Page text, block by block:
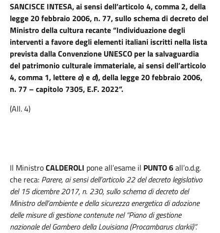
SANCISCE INTESA, ai sensi dell’articolo 4, comma 2, della
legge 20 febbraio 2006, n. 77, sullo schema di decreto del
Ministro della cultura recante “Individuazione degli
interventi a favore degli elementi italiani iscritti nella lista
prevista dalla Convenzione UNESCO per la salvaguardia
del patrimonio culturale immateriale, ai sensi dell’articolo
4, comma 1, lettere a) e d), della legge 20 febbraio 2006,
n. 77 – capitolo 7305, E.F. 2022”.
(All. 4)
Il MinistroCALDEROLI pone all’esame il PUNTO 6all’o.d.g.
che reca: Parere, ai sensi dell’articolo 22 del decreto legislativo
del 15 dicembre 2017, n. 230, sullo schema di decreto del
Ministro dell’ambiente e della sicurezza energetica di adozione
delle misure di gestione contenute nel “Piano di gestione
nazionale del Gambero della Louisiana (Procambarus clarkii)”.